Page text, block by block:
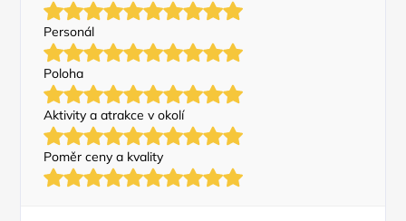
Personál
Poloha
Aktivity a atrakce v okolí
Poměr ceny a kvality